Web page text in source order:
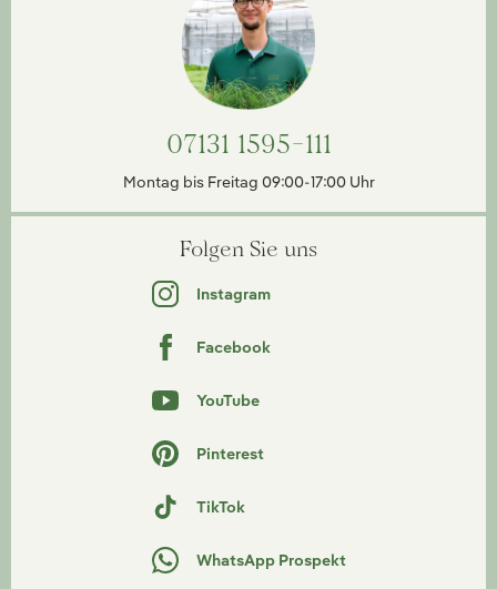
07131 1595-111
Montag bis Freitag 09:00-17:00 Uhr
Folgen Sie uns
Instagram
Facebook
YouTube
Pinterest
TikTok
WhatsApp Prospekt